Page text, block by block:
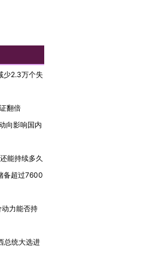
【商旅对话】华住集团
少2.3万个失
翻倍
向影响国内
能持续多久
备超过7600
力能否持
总统大选进